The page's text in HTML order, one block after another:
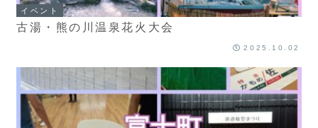
イベント
古湯・熊の川温泉花火大会
2025.10.02